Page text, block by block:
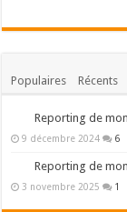
Populaires Récents
Reporting de
9 décembre 2024 6
Reporting de
3 novembre 2025 1